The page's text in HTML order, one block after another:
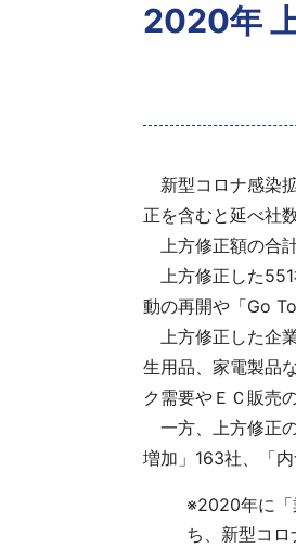
2020年
新型コロナ感染
正を含むと延べ社
上方修正額の合
上方修正した551
動の再開や「Go
上方修正した企
生用品、家電製品
ク需要やＥＣ販売
一方、上方修正
増加」163社、「
※2020年に「
ち、新型コ